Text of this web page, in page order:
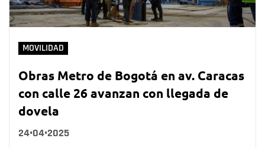
MOVILIDAD
Obras Metro de Bogotá en av. Caracas
con calle 26 avanzan con llegada de
dovela
24•04•2025